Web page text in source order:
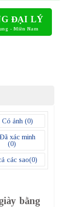
ĐẠI LÝ
Có ảnh (0)
Đã xác minh
(0)
các sao(0)
bằng